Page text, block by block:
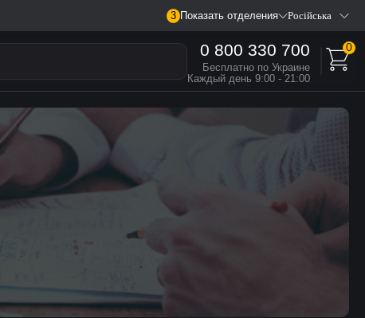
3 Показать отделения Російська
0 800 330 700
Бесплатно по Украине
Каждый день 9:00 - 21:00
0